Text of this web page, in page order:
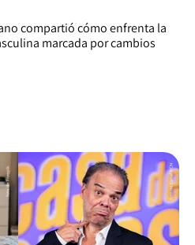
compartió cómo enfrenta la
marcada por cambios